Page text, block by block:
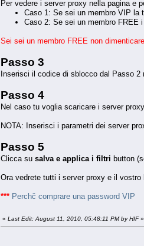
Per vedere i server proxy nella pagina e
Caso 1: Se sei un membro VIP la
Caso 2: Se sei un membro FREE
Sei sei un membro FREE non
Passo 3
Inserisci il codice di sblocco dal Passo 2
Passo 4
Nel caso tu voglia scaricare i server
NOTA: Inserisci i parametri dei server
Passo 5
Clicca su salva e applica i filtri button
Ora vedrete tutti i server proxy e il
*** Perchč comprare una password VIP
« Last Edit: August 11, 2010, 05:48:11 PM by HIF»